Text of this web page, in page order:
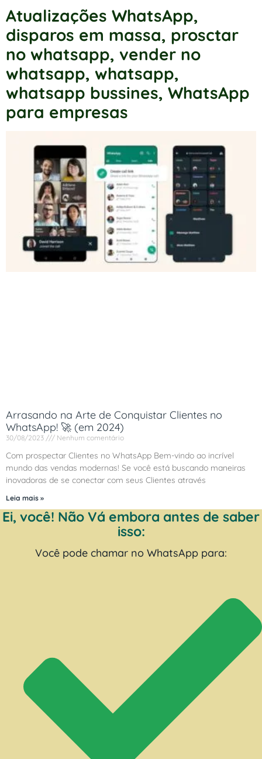
Atualizações WhatsApp,
disparos em massa, prosctar
no whatsapp, vender no
whatsapp, whatsapp,
whatsapp bussines, WhatsApp
para empresas
Arrasando na Arte de Conquistar Clientes no
WhatsApp! 🚀 (em 2024)
30/08/2023 Nenhum comentário
Com prospectar Clientes no WhatsApp Bem-vindo ao incrível
mundo das vendas modernas! Se você está buscando maneiras
inovadoras de se conectar com seus Clientes através
Leia mais »
Ei, você! Não Vá embora antes de saber
isso:
Você pode chamar no WhatsApp para: